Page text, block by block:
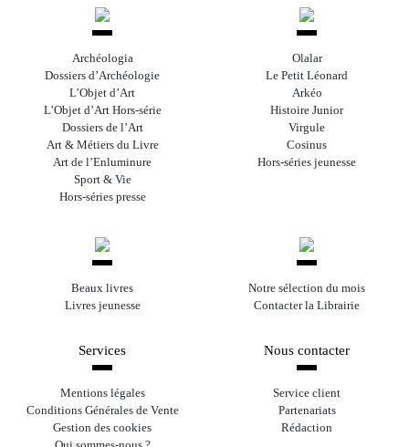
Archéologia
Dossiers d’Archéologie
L’Objet d’Art
L’Objet d’Art Hors-série
Dossiers de l’Art
Art & Métiers du Livre
Art de l’Enluminure
Sport & Vie
Hors-séries presse
Olalar
Le Petit Léonard
Arkéo
Histoire Junior
Virgule
Cosinus
Hors-séries jeunesse
Beaux livres
Livres jeunesse
Notre sélection du mois
Contacter la Librairie
Services
Mentions légales
Conditions Générales de Vente
Gestion des cookies
Nous contacter
Service client
Partenariats
Rédaction